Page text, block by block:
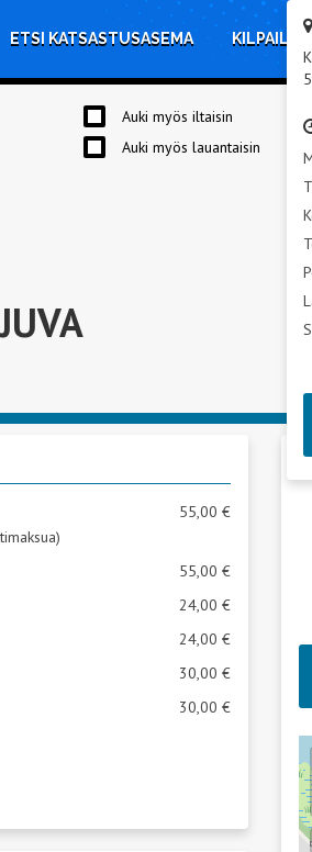
ETSI KATSASTUSASEMA
Auki myös iltaisin
Auki myös lauantaisin
55,00 €
55,00 €
24,00 €
24,00 €
30,00 €
30,00 €